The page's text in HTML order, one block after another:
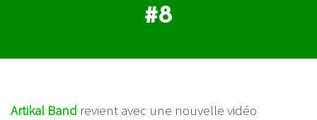
#8
Artikal Band revient avec une nouvelle vidéo